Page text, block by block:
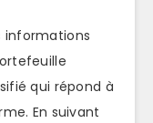
informations
qui répond à
En suivant